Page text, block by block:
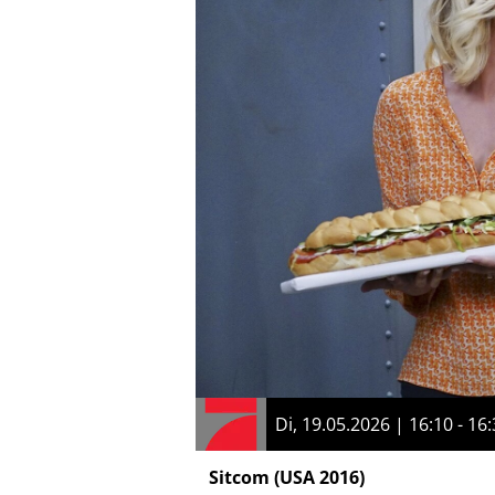
Di, 19.05.2026 | 16:10 -
Sitcom (USA 2016)